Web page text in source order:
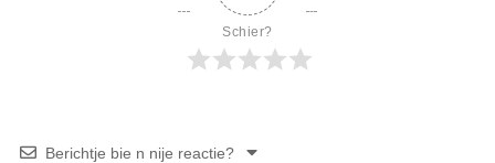
Schier?
Berichtje bie n nije reactie?